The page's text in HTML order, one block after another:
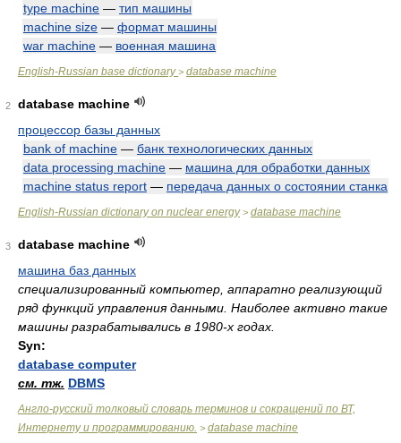
type machine — тип машины
machine size — формат машины
war machine — военная машина
English-Russian base dictionary> database machine
2
database machine
процессор базы данных
bank of machine — банк технологических данных
data processing machine — машина для обработки данных
machine status report — передача данных о состоянии станка
English-Russian dictionary on nuclear energy> database machine
3
database machine
машина баз данных
специализированный компьютер, аппаратно реализующий
ряд функций управления данными. Наиболее активно такие
машины разрабатывались в 1980-х годах.
Syn:
database computer
см. тж. DBMS
Англо-русский толковый словарь терминов и сокращений по ВТ,
Интернету и программированию. > database machine